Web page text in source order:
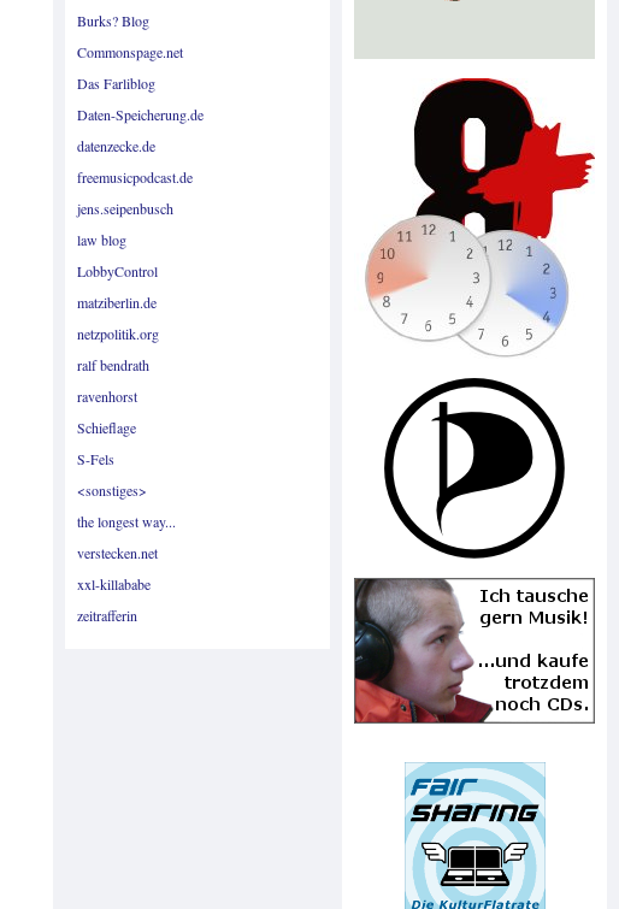
Burks? Blog
Commonspage.net
Das Farliblog
Daten-Speicherung.de
datenzecke.de
freemusicpodcast.de
jens.seipenbusch
law blog
LobbyControl
matziberlin.de
netzpolitik.org
ralf bendrath
ravenhorst
Schieflage
S-Fels
<sonstiges>
the longest way...
verstecken.net
xxl-killababe
zeitrafferin